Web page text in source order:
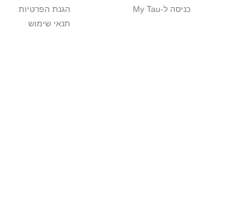
כניסה ל-My Tau
הגנת הפרטיות
תנאי שימוש